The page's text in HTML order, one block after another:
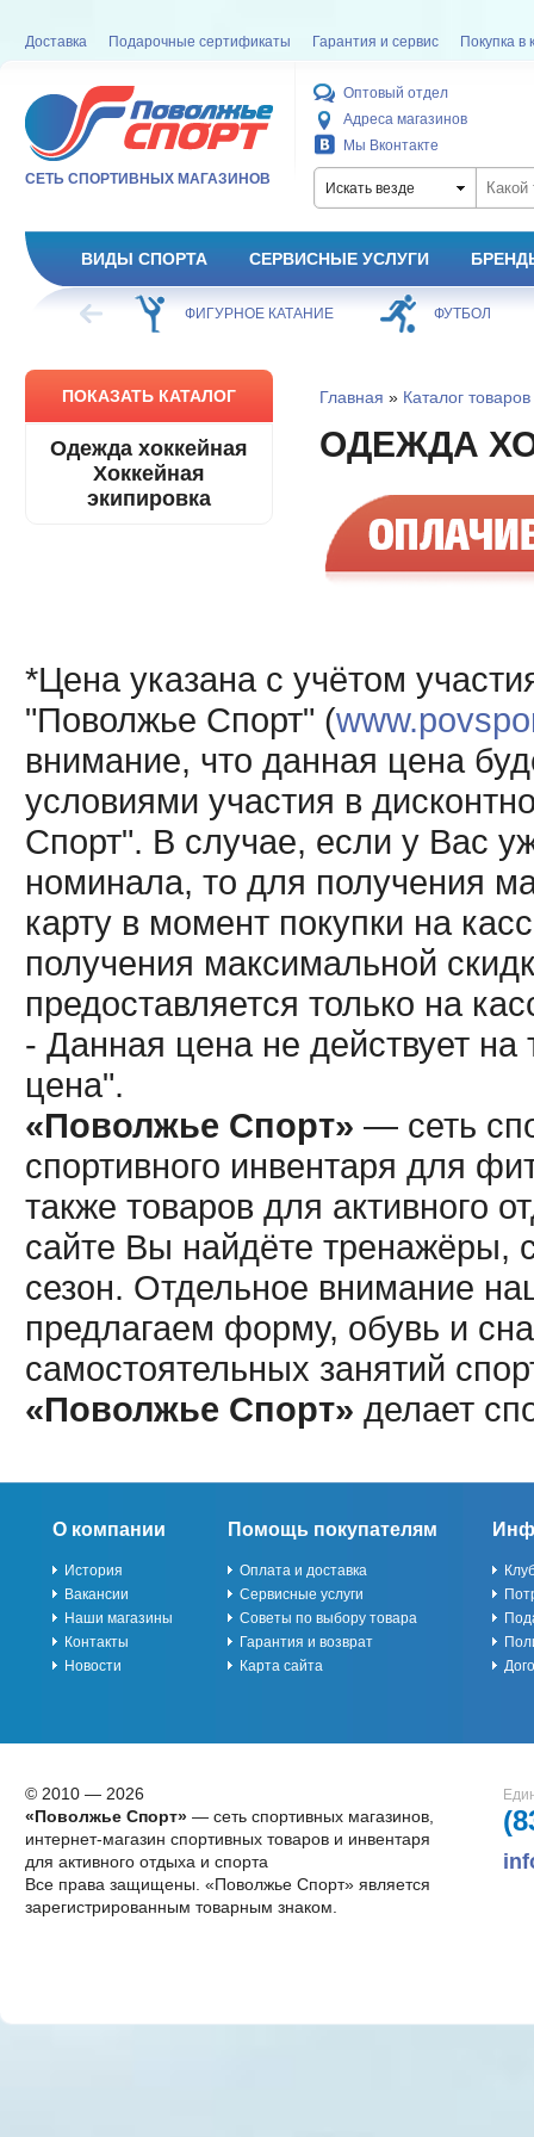
Доставка Подарочные сертификаты Гарантия и сервис Покупка в
СЕТЬ СПОРТИВНЫХ МАГАЗИНОВ
Оптовый отдел
Адреса магазинов
Мы Вконтакте
Искать везде
ВИДЫ СПОРТА СЕРВИСНЫЕ УСЛУГИ
ХОККЕЙ ФИГУРНОЕ КАТАНИЕ ФУТБОЛ
ПОКАЗАТЬ КАТАЛОГ
Одежда хоккейная
Хоккейная
экипировка
Главная » Каталог товаров
ОДЕЖДА
*Цена указана с учётом
"Поволжье Спорт" (
внимание, что данная цена
условиями участия в
Спорт". В случае, если у Вас
номинала, то для получения
карту в момент покупки на
получения максимальной
предоставляется только на
- Данная цена не действует
цена".
«Поволжье Спорт» — сеть
спортивного инвентаря для
также товаров для активного
сайте Вы найдёте тренажёры,
сезон. Отдельное внимание
предлагаем форму, обувь и
самостоятельных занятий
«Поволжье Спорт» делает
О компании
История
Вакансии
Наши магазины
Контакты
Новости
Помощь покупателям
Оплата и доставка
Сервисные услуги
Советы по выбору товара
Гарантия и возврат
Карта сайта
© 2010 — 2026
«Поволжье Спорт»— сеть спортивных магазинов,
интернет-магазин спортивных товаров и инвентаря
для активного отдыха и спорта
Все права защищены. «Поволжье Спорт» является
зарегистрированным товарным знаком.